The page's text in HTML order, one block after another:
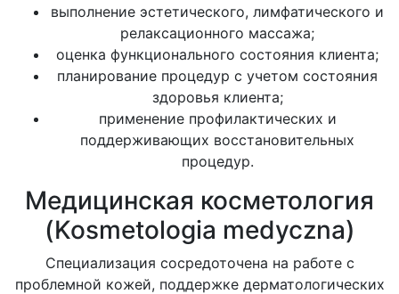
выполнение эстетического, лимфатического и
релаксационного массажа;
оценка функционального состояния клиента;
планирование процедур с учетом состояния
здоровья клиента;
применение профилактических и
поддерживающих восстановительных
процедур.
Медицинская косметология
(Kosmetologia medyczna)
Специализация сосредоточена на работе с
проблемной кожей, поддержке дерматологических